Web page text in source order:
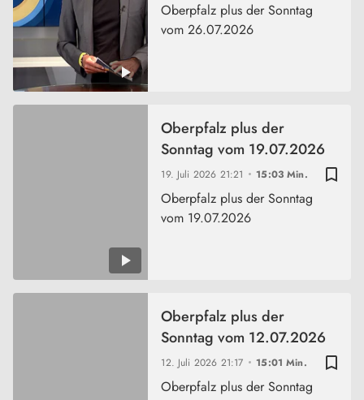
Oberpfalz plus der Sonntag
vom 26.07.2026
bookmark_border
19. Juli 2026 21:21 15:03 Min.
Oberpfalz plus der
Sonntag vom 19.07.2026
Oberpfalz plus der Sonntag
vom 19.07.2026
bookmark_border
12. Juli 2026 21:17 15:01 Min.
Oberpfalz plus der
Sonntag vom 12.07.2026
Oberpfalz plus der Sonntag